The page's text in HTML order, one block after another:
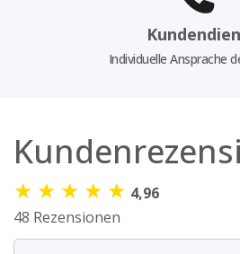
Individuelle Ansprache
★ ★ ★ ★ ★ 4,96
48 Rezensionen